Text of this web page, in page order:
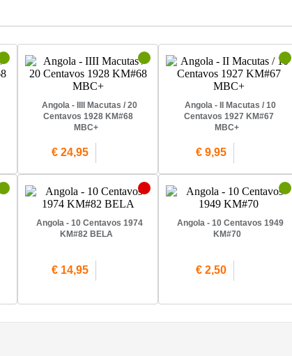
Angola - IIII Macutas / 20
Centavos 1928 KM#68
MBC+
€ 24,95
Angola - II Macutas / 10
Centavos 1927 KM#67
MBC+
€ 9,95
Angola - 10 Centavos 1974
KM#82 BELA
€ 14,95
Angola - 10 Centavos 1949
KM#70
€ 2,50